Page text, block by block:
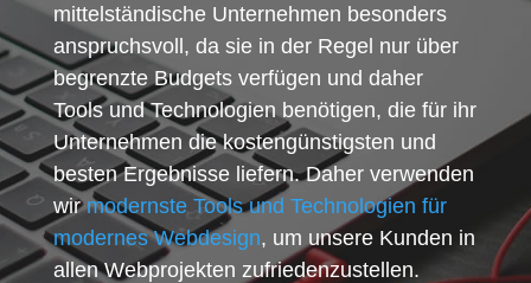
mittelständische Unternehmen besonders
anspruchsvoll, da sie in der Regel nur über
begrenzte Budgets verfügen und daher
Tools und Technologien benötigen, die für ihr
Unternehmen die kostengünstigsten und
besten Ergebnisse liefern. Daher verwenden
wirmodernste Tools und Technologien für
modernes Webdesign, um unsere Kunden in
allen Webprojekten zufriedenzustellen.